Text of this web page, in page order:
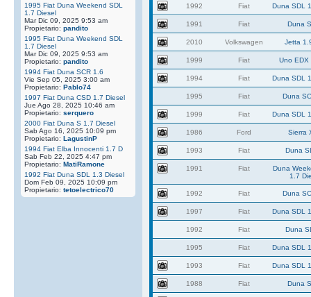
1995 Fiat Duna Weekend SDL
1.7 Diesel
Mar Dic 09, 2025 9:53 am
Propietario: pandito
1995 Fiat Duna Weekend SDL
1.7 Diesel
Mar Dic 09, 2025 9:53 am
Propietario: pandito
1994 Fiat Duna SCR 1.6
Vie Sep 05, 2025 3:00 am
Propietario: Pablo74
1997 Fiat Duna CSD 1.7 Diesel
Jue Ago 28, 2025 10:46 am
Propietario: serquero
2000 Fiat Duna S 1.7 Diesel
Sab Ago 16, 2025 10:09 pm
Propietario: LagustinP
1994 Fiat Elba Innocenti 1.7 D
Sab Feb 22, 2025 4:47 pm
Propietario: MatiRamone
1992 Fiat Duna SDL 1.3 Diesel
Dom Feb 09, 2025 10:09 pm
Propietario: tetoelectrico70
1992 Fiat Duna SDL
1991 Fiat Duna
2010 Volkswagen Jetta
1999 Fiat Uno EDX
1994 Fiat Duna SDL
1995 Fiat Duna
1999 Fiat Duna SDL
1986 Ford Sierra
1993 Fiat Duna
1991 Fiat
Duna
1.7
1992 Fiat Duna
1997 Fiat Duna SDL
1992 Fiat Duna
1995 Fiat Duna SDL
1993 Fiat Duna SDL
1988 Fiat Duna